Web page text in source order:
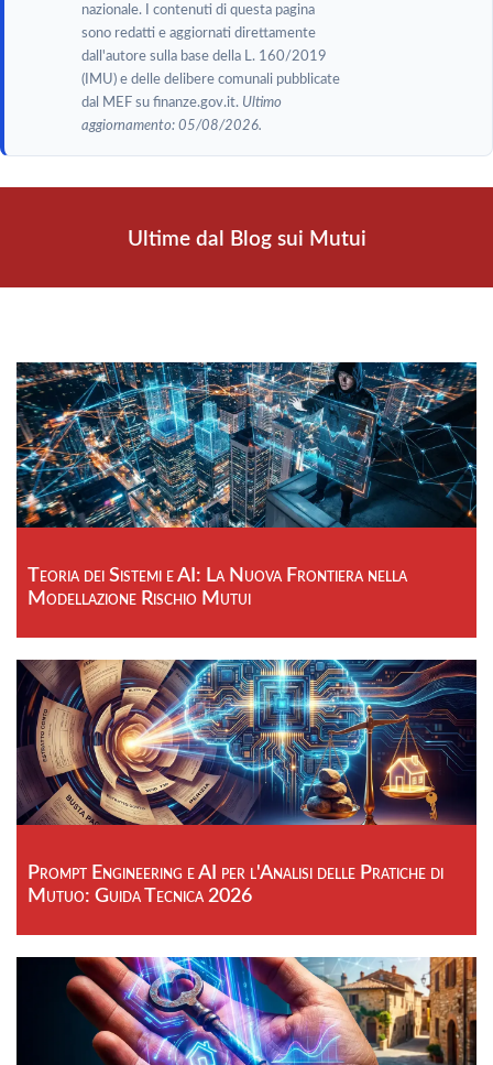
nazionale. I contenuti di questa pagina
sono redatti e aggiornati direttamente
dall'autore sulla base della L. 160/2019
(IMU) e delle delibere comunali pubblicate
dal MEF su finanze.gov.it. Ultimo
aggiornamento: 05/08/2026.
Ultime dal Blog sui Mutui
Teoria dei Sistemi e AI: La Nuova Frontiera nella
Modellazione Rischio Mutui
Prompt Engineering e AI per l'Analisi delle Pratiche di
Mutuo: Guida Tecnica 2026